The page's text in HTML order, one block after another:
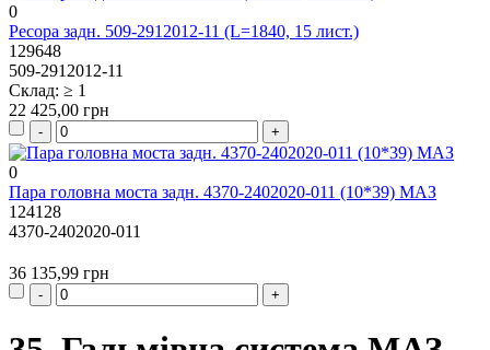
0
Ресора задн. 509-2912012-11 (L=1840, 15 лист.)
129648
509-2912012-11
Склад: ≥ 1
22 425,00 грн
0
Пара головна моста задн. 4370-2402020-011 (10*39) МАЗ
124128
4370-2402020-011
36 135,99 грн